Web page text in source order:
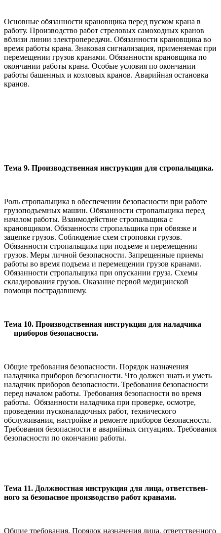
Основные обязанности крановщика перед пуском крана в
работу. Производство работ стреловых самоходных кранов
вблизи линии электро­передачи. Обязанности крановщика во
время работы крана. Знаковая сигнализация, применяемая при
перемещении грузов кранами. Обязан­ности крановщика по
окончании работы крана. Особые условия по окон­чании
работы башенных и козловых кранов. Аварийная остановка
кранов.
Тема 9. Производственная инструкция для стропальщика.
Роль стропальщика в обеспечении безопасности при работе
грузо­подъемных машин. Обязанности стропальщика перед
началом работы. Взаимодействие стропальщика с
крановщиком. Обязанности стропальщи­ка при обвязке и
зацепке грузов. Соблюдение схем строповки грузов.
Обязанности стропальщика при подъеме и перемещении
грузов. Меры личной безопасности. Запрещенные приемы
работы во время подъема и перемещении грузов кранами.
Обязанности стропальщика при опуска­нии груза. Схемы
складирования грузов. Оказание первой медицинской
помощи пострадавшему.
Тема 10. Производственная инструкция для наладчика
приборов безопасности.
Общие требования безопасности. Порядок назначения
наладчика приборов безопасности. Что должен знать и уметь
наладчик приборов безопасности. Требования безопасности
перед началом работы. Требования безопасности во время
работы. Обязанности наладчика при проверке, осмотре,
проведении пусконаладочных работ, технического
обслуживания, настройке и ремонте приборов безопасности.
Требования безопасности в аварийных ситуациях. Требования
безопасности по окончании работы.
Тема 11. Должностная инструкция для лица, ответствен­
ного за безопасное производство работ кранами.
Общие требования. Порядок назначения лица, ответственного